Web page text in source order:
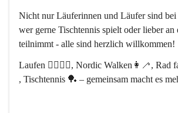
Nicht nur Läuferinnen und Läufer sind
wer gerne Tischtennis spielt oder lieber
teilnimmt - alle sind herzlich willkommen!
Laufen 🏃‍♂️🏃‍♀️, Nordic Walken👩‍🦯, Rad
, Tischtennis 🏓 – gemeinsam macht es